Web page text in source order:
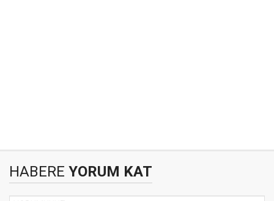
HABERE YORUM KAT